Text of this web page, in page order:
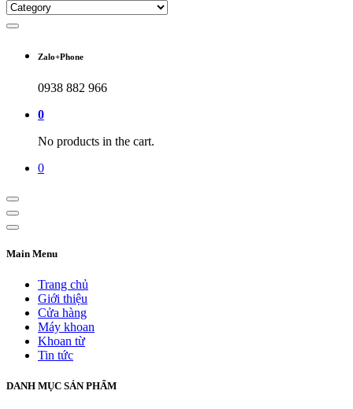
Zalo+Phone
0938 882 966
0
No products in the cart.
0
Main Menu
Trang chủ
Giới thiệu
Cửa hàng
Máy khoan
Khoan từ
Tin tức
DANH MỤC SẢN PHẨM